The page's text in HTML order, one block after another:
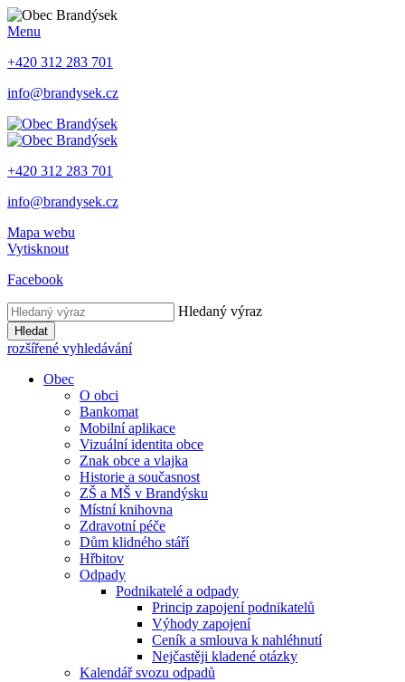
Menu
+420 312 283 701
info@brandysek.cz
+420 312 283 701
info@brandysek.cz
Mapa webu
Vytisknout
Facebook
Hledaný výraz
Hledat
rozšířené vyhledávání
Obec
O obci
Bankomat
Mobilní aplikace
Vizuální identita obce
Znak obce a vlajka
Historie a současnost
ZŠ a MŠ v Brandýsku
Místní knihovna
Zdravotní péče
Dům klidného stáří
Hřbitov
Odpady
Podnikatelé a odpady
Princip zapojení podnikatelů
Výhody zapojení
Ceník a smlouva k nahléhnutí
Nejčastěji kladené otázky
Kalendář svozu odpadů